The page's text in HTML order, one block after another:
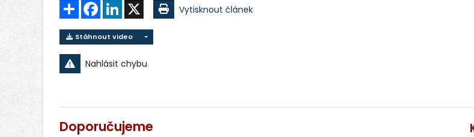
Sdílet FacebookLinkedIn Vytisknout článek
Stáhnout video
Nahlásit chybu
Doporučujeme